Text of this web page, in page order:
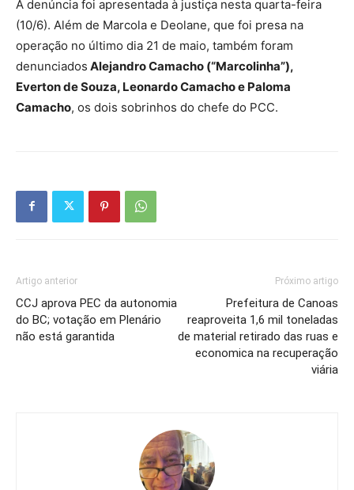
A denúncia foi apresentada à justiça nesta quarta-feira
(10/6). Além de Marcola e Deolane, que foi presa na
operação no último dia 21 de maio, também foram
denunciados Alejandro Camacho (“Marcolinha”),
Everton de Souza, Leonardo Camacho e Paloma
Camacho, os dois sobrinhos do chefe do PCC.
Artigo anterior
CCJ aprova PEC da autonomia
do BC; votação em Plenário
não está garantida
Próximo artigo
Prefeitura de Canoas
reaproveita 1,6 mil toneladas
de material retirado das ruas e
economica na recuperação
viária